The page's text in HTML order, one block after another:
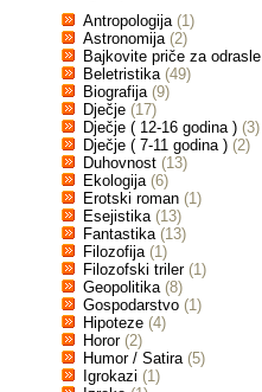
Antropologija (1)
Astronomija (2)
Bajkovite priče za odrasle
Beletristika (49)
Biografija (9)
Dječje (17)
Dječje ( 12-16 godina ) (3)
Dječje ( 7-11 godina ) (2)
Duhovnost (13)
Ekologija (6)
Erotski roman (1)
Esejistika (13)
Fantastika (13)
Filozofija (1)
Filozofski triler (1)
Geopolitika (8)
Gospodarstvo (1)
Hipoteze (4)
Horor (2)
Humor / Satira (5)
Igrokazi (1)